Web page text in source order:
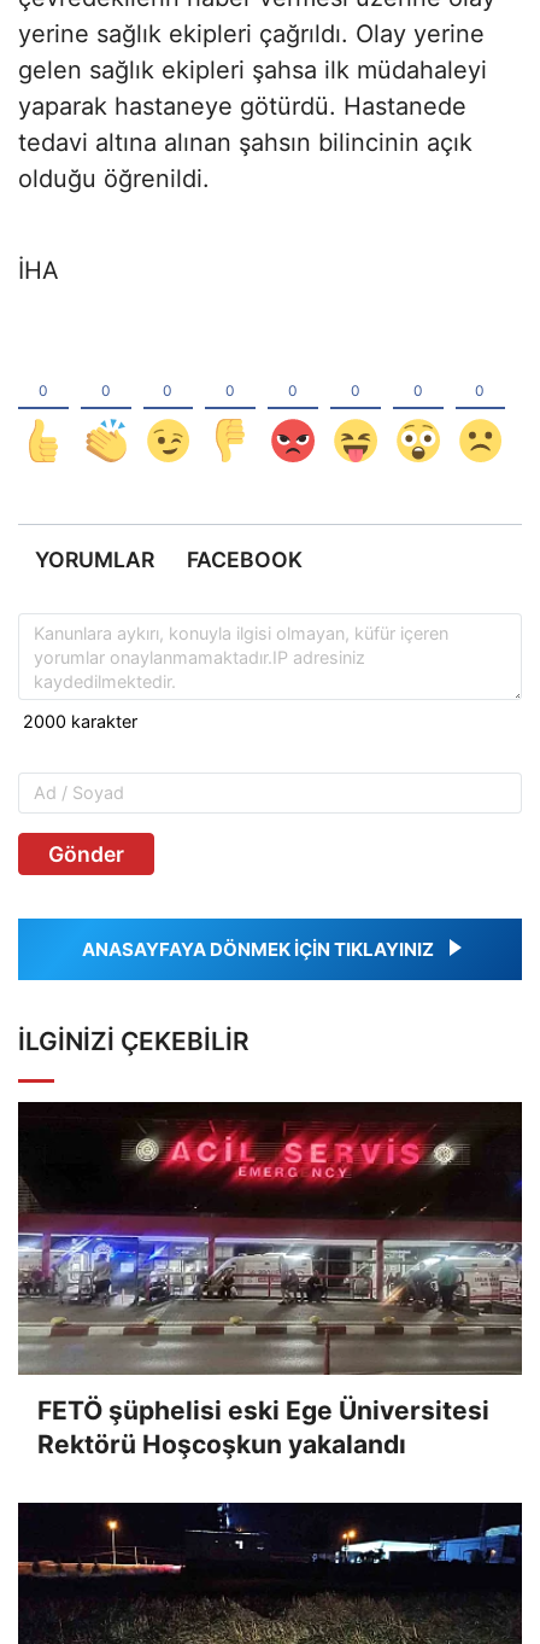
yerine sağlık ekipleri çağrıldı. Olay yerine
gelen sağlık ekipleri şahsa ilk müdahaleyi
yaparak hastaneye götürdü. Hastanede
tedavi altına alınan şahsın bilincinin açık
olduğu öğrenildi.
İHA
YORUMLAR FACEBOOK
Gönder
ANASAYFAYA DÖNMEK İÇİN TIKLAYINIZ
İLGINIZI ÇEKEBILIR
FETÖ şüphelisi eski Ege Üniversitesi
Rektörü Hoşcoşkun yakalandı